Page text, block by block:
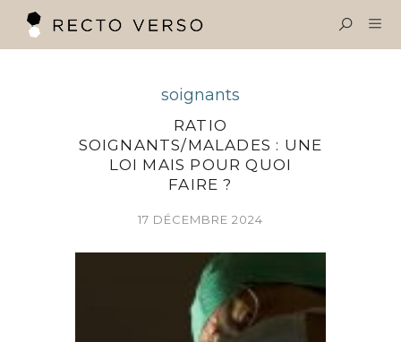
VINCENT OLIVIER
soignants
RATIO
SOIGNANTS/MALADES : UNE
LOI MAIS POUR QUOI
FAIRE ?
17 DÉCEMBRE 2024